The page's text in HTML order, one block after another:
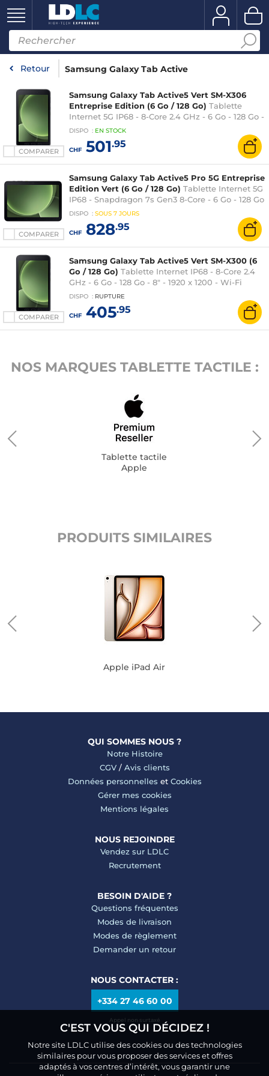
Retour Samsung Galaxy Tab Active
COMPARER
Samsung Galaxy Tab Active5 Vert SM-X306
Entreprise Edition (6 Go / 128 Go) Tablette
Internet 5G IP68 - 8-Core 2.4 GHz - 6 Go - 128 Go -
8" - 1920 x 1200 - Wi-Fi 6/Bluetooth 5.3/NFC -
Webcam - 5050 mAh - Android 14 - S Pen inclus
DISPO : EN STOCK
CHF501.95
COMPARER
Samsung Galaxy Tab Active5 Pro 5G Entreprise
Edition Vert (6 Go / 128 Go) Tablette Internet 5G
IP68 - Snapdragon 7s Gen3 8-Core - 6 Go - 128 Go
- 10.1" - 1920 x 1200 - Wi-Fi 6E/Bluetooth 5.4/NFC
- Webcam - 10100 mAh - Android 15 - S Pen
inclus
DISPO : SOUS 7 JOURS
CHF828.95
COMPARER
Samsung Galaxy Tab Active5 Vert SM-X300 (6
Go / 128 Go) Tablette Internet IP68 - 8-Core 2.4
GHz - 6 Go - 128 Go - 8" - 1920 x 1200 - Wi-Fi
6/Bluetooth 5.3/NFC - Webcam - 5050 mAh -
Android 14 - S Pen inclus
DISPO : RUPTURE
CHF405.95
NOS MARQUES TABLETTE TACTILE :
Tablette tactile
Apple
PRODUITS SIMILAIRES
Apple iPad Air
QUI SOMMES NOUS ?
Notre Histoire
CGV/ Avis clients
Données personnelles et Cookies
Gérer mes cookies
Mentions légales
NOUS REJOINDRE
Vendez sur LDLC
Recrutement
BESOIN D'AIDE ?
Questions fréquentes
Modes de livraison
Modes de règlement
Demander un retour
NOUS CONTACTER :
+334 27 46 60 00
Appel non surtaxé
C'EST VOUS QUI DÉCIDEZ !
Notre site LDLC utilise des cookies ou des technologies
similaires pour vous proposer des services et offres
adaptés à vos centres d’intérêt, vous garantir une